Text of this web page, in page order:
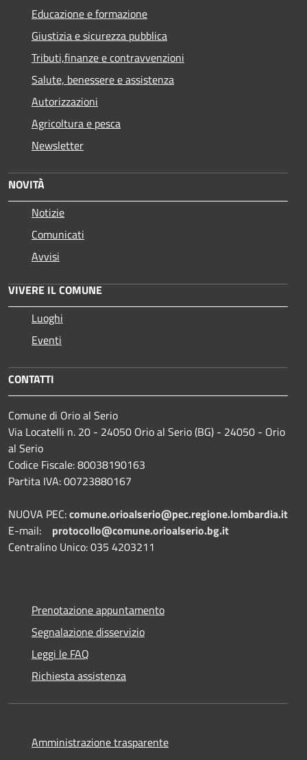
Educazione e formazione
Giustizia e sicurezza pubblica
Tributi,finanze e contravvenzioni
Salute, benessere e assistenza
Autorizzazioni
Agricoltura e pesca
Newsletter
NOVITÀ
Notizie
Comunicati
Avvisi
VIVERE IL COMUNE
Luoghi
Eventi
CONTATTI
Comune di Orio al Serio
Via Locatelli n. 20 - 24050 Orio al Serio (BG) - 24050 - Orio
al Serio
Codice Fiscale: 80038190163
Partita IVA: 00723880167
NUOVA PEC:comune.orioalserio@pec.regione.lombardia.it
E-mail: protocollo@comune.orioalserio.bg.it
Centralino Unico: 035 4203211
Prenotazione appuntamento
Segnalazione disservizio
Leggi le FAQ
Richiesta assistenza
Amministrazione trasparente